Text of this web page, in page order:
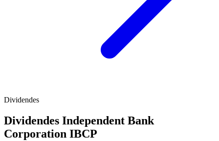
Dividendes
Dividendes Independent Bank
Corporation IBCP